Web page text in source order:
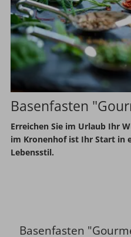
Basenfasten
Erreichen Sie im Urlaub Ihr
im Kronenhof ist Ihr Start in
Lebensstil.
Basenfasten